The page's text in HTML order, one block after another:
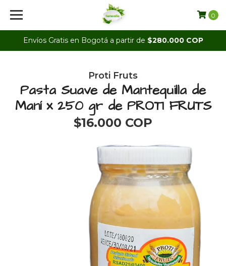
Envíos Gratis en Bogotá a partir de $280.000 COP
0
Proti Fruts
Pasta Suave de Mantequilla de
Maní x 250 gr de PROTI FRUTS
$16.000 COP